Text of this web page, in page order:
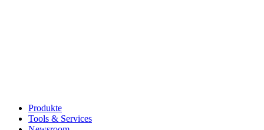
Produkte
Tools & Services